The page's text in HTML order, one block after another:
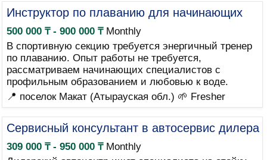
Инструктор по плаванию для начинающих
500 000 ₸ - 900 000 ₸Monthly
В спортивную секцию требуется энергичный тренер
по плаванию. Опыт работы не требуется,
рассматриваем начинающих специалистов с
профильным образованием и любовью к воде.
📍 поселок Макат (Атырауская обл.) 🌱 Fresher
Сервисный консультант в автосервис дилера
309 000 ₸ - 950 000 ₸Monthly